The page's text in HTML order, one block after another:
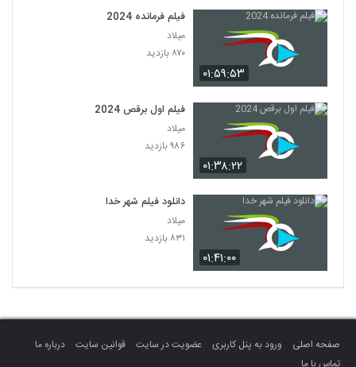
۰۱:۵۹:۵۳
فیلم فرمانده 2024
میلاد
۸۷۰ بازدید
۰۱:۳۸:۲۲
فیلم اول برقص 2024
میلاد
۹۸۶ بازدید
۰۱:۴۱:۰۰
دانلود فیلم شهر خدا
میلاد
۸۳۱ بازدید
صفحه اصلی ورود به پنل کاربری عضویت در سایت قوانین سایت
درباره ما